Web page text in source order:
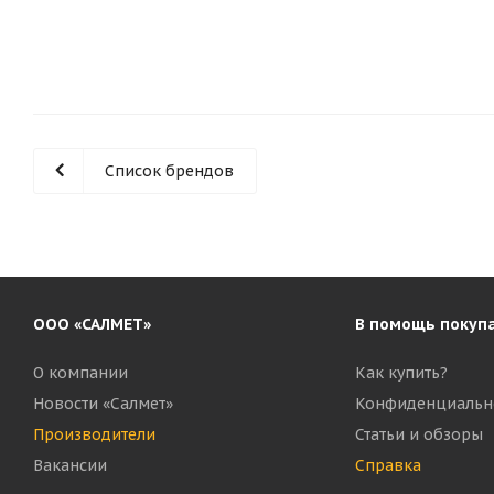
Список брендов
ООО «САЛМЕТ»
О компании
Новости «Салмет»
Производители
Вакансии
В помощь
Как купить?
Статьи и обзоры
Справка